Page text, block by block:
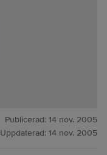
Publicerad: 14 nov. 2005
Uppdaterad: 14 nov. 2005